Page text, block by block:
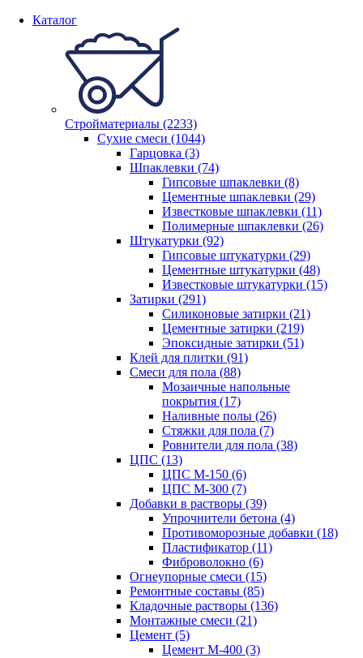
Каталог
Стройматериалы (2233)
Сухие смеси (1044)
Гарцовка (3)
Шпаклевки (74)
Гипсовые шпаклевки (8)
Цементные шпаклевки (29)
Известковые шпаклевки (11)
Полимерные шпаклевки (26)
Штукатурки (92)
Гипсовые штукатурки (29)
Цементные штукатурки (48)
Известковые штукатурки (15)
Затирки (291)
Силиконовые затирки (21)
Цементные затирки (219)
Эпоксидные затирки (51)
Клей для плитки (91)
Смеси для пола (88)
Мозаичные напольные
покрытия (17)
Наливные полы (26)
Стяжки для пола (7)
Ровнители для пола (38)
ЦПС (13)
ЦПС М-150 (6)
ЦПС М-300 (7)
Добавки в растворы (39)
Упрочнители бетона (4)
Противоморозные добавки (18)
Пластификатор (11)
Фиброволокно (6)
Огнеупорные смеси (15)
Ремонтные составы (85)
Кладочные растворы (136)
Монтажные смеси (21)
Цемент (5)
Цемент М-400 (3)